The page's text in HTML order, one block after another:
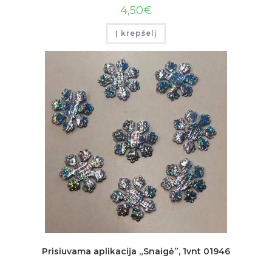
4,50€
Į krepšelį
Prisiuvama aplikacija „Snaigė”, 1vnt 01946